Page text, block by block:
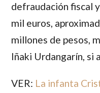
defraudación fiscal
mil euros,
millones de pesos,
Iñaki Urdangarín, si
VER: La infanta